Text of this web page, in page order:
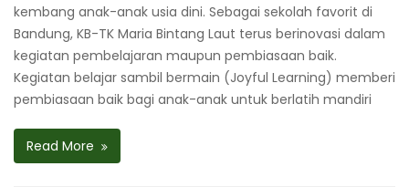
kembang anak-anak usia dini. Sebagai sekolah favorit di
Bandung, KB-TK Maria Bintang Laut terus berinovasi dalam
kegiatan pembelajaran maupun pembiasaan baik.
Kegiatan belajar sambil bermain (Joyful Learning) memberi
pembiasaan baik bagi anak-anak untuk berlatih mandiri
Read More